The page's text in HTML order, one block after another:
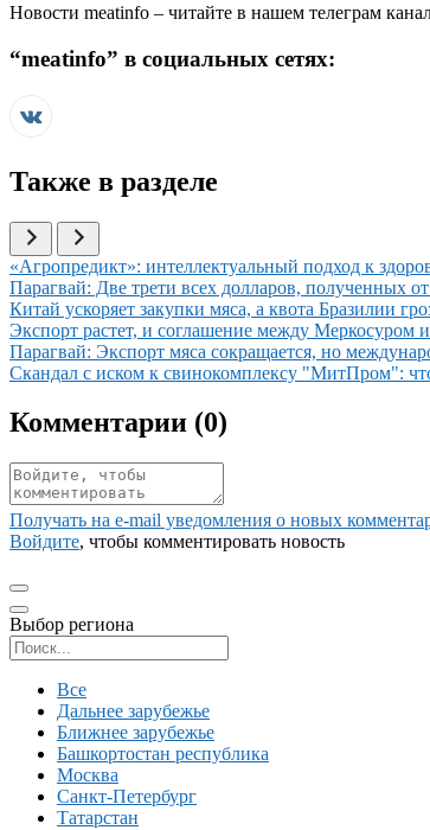
Новости meatinfo – читайте в нашем телеграм
“meatinfo” в социальных сетях:
Также в разделе
Иллюстрация новости
«Агропредикт»: интеллектуальный подход к
Иллюстрация новости
Парагвай: Две трети всех долларов, полученных
Иллюстрация новости
Китай ускоряет закупки мяса, а квота Бразилии
Иллюстрация новости
Экспорт растет, и соглашение между
Иллюстрация новости
Парагвай: Экспорт мяса сокращается, но
Иллюстрация новости
Скандал с иском к свинокомплексу "МитПром":
Комментарии (0)
Получать на e‑mail уведомления о новых
Войдите, чтобы комментировать новость
Выбор региона
Все
Дальнее зарубежье
Ближнее зарубежье
Башкортостан республика
Москва
Санкт-Петербург
Татарстан